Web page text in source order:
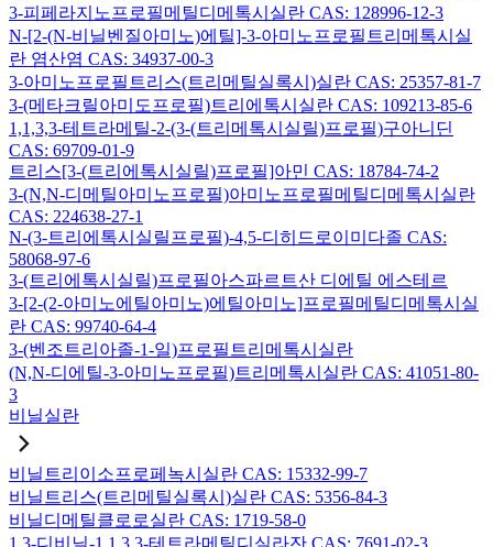
3-피페라지노프로필메틸디메톡시실란 CAS: 128996-12-3
N-[2-(N-비닐벤질아미노)에틸]-3-아미노프로필트리메톡시실
란 염산염 CAS: 34937-00-3
3-아미노프로필트리스(트리메틸실록시)실란 CAS: 25357-81-7
3-(메타크릴아미도프로필)트리에톡시실란 CAS: 109213-85-6
1,1,3,3-테트라메틸-2-(3-(트리메톡시실릴)프로필)구아니딘
CAS: 69709-01-9
트리스[3-(트리에톡시실릴)프로필]아민 CAS: 18784-74-2
3-(N,N-디메틸아미노프로필)아미노프로필메틸디메톡시실란
CAS: 224638-27-1
N-(3-트리에톡시실릴프로필)-4,5-디히드로이미다졸 CAS:
58068-97-6
3-(트리에톡시실릴)프로필아스파르트산 디에틸 에스테르
3-[2-(2-아미노에틸아미노)에틸아미노]프로필메틸디메톡시실
란 CAS: 99740-64-4
3-(벤조트리아졸-1-일)프로필트리메톡시실란
(N,N-디에틸-3-아미노프로필)트리메톡시실란 CAS: 41051-80-
3
비닐실란
비닐트리이소프로페녹시실란 CAS: 15332-99-7
비닐트리스(트리메틸실록시)실란 CAS: 5356-84-3
비닐디메틸클로로실란 CAS: 1719-58-0
1,3-디비닐-1,1,3,3-테트라메틸디실라잔 CAS: 7691-02-3